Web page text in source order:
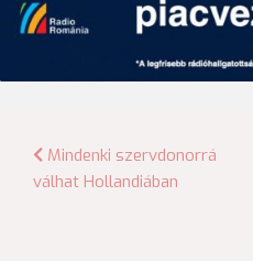
Bejegyzés
Mindenki szervdonorrá
válhat Hollandiában